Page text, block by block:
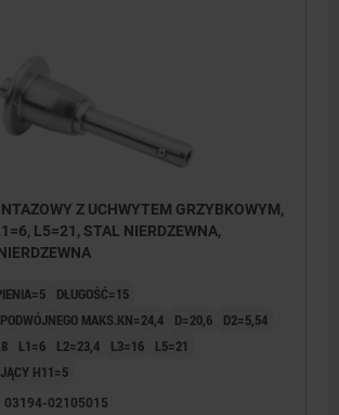
Z UCHWYTEM GRZYBKOWYM,
L5=21, STAL NIERDZEWNA,
DŁUGOŚĆ=15
MAKS.KN=24,4
D=20,6
D2=5,54
L1=6 L2=23,4 L3=16
L5=21
H11=5
03194-02105015